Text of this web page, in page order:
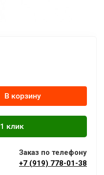
В корзину
Заказ по телефону
+7 (919) 778-01-38